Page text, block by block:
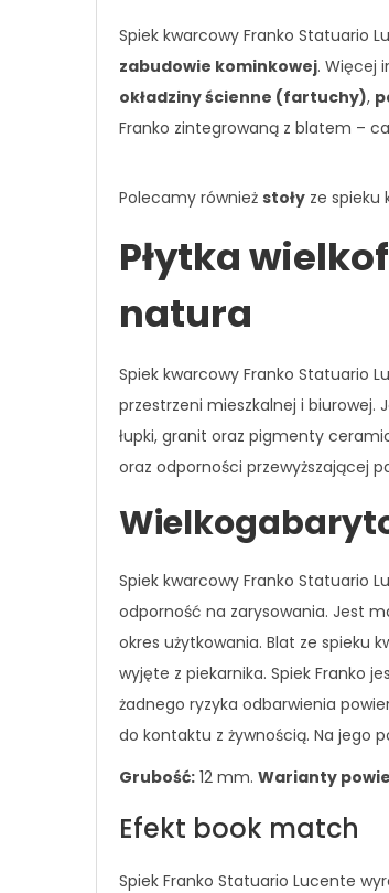
Spiek kwarcowy Franko Statuario
zabudowie kominkowej. Więcej
okładziny ścienne (fartuchy),
Franko zintegrowaną z blatem –
Polecamy również stoły ze spieku
Płytka
natura
Spiek kwarcowy Franko Statuario
przestrzeni mieszkalnej i biurowej.
łupki, granit oraz pigmenty
oraz odporności przewyższającej
Spiek kwarcowy Franko Statuario
odporność na zarysowania. Jest
okres użytkowania. Blat ze spieku
wyjęte z piekarnika. Spiek Franko
żadnego ryzyka odbarwienia
do kontaktu z żywnością. Na jego
Grubość: 12 mm. Warianty
Efekt book match
Spiek Franko Statuario Lucente